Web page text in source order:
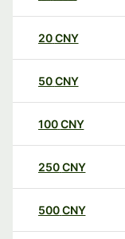
20CNY
50CNY
100CNY
250CNY
500CNY